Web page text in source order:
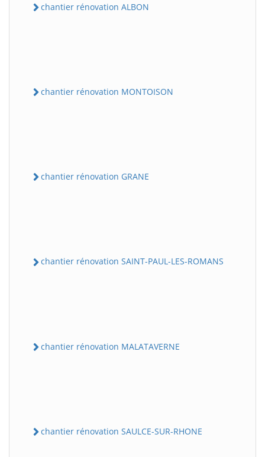
chantier rénovation ALBON
chantier rénovation MONTOISON
chantier rénovation GRANE
chantier rénovation SAINT-PAUL-LES-ROMANS
chantier rénovation MALATAVERNE
chantier rénovation SAULCE-SUR-RHONE